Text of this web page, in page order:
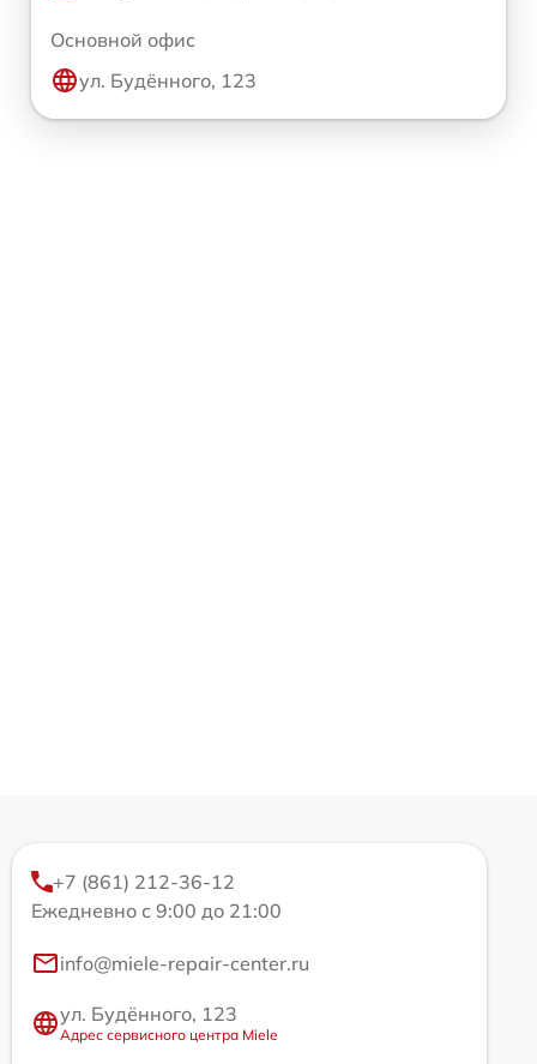
Основной офис
ул. Будённого, 123
+7 (861) 212-36-12
Ежедневно с 9:00 до 21:00
info@miele-repair-center.ru
ул. Будённого, 123
Адрес сервисного центра Miele